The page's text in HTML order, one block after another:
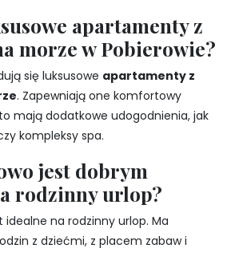
apartamenty z
morze w Pobierowie?
się luksusowe apartamenty z
. Zapewniają one komfortowy
mają dodatkowe udogodnienia, jak
kompleksy spa.
jest dobrym
rodzinny urlop?
idealne na rodzinny urlop. Ma
z dziećmi, z placem zabaw i